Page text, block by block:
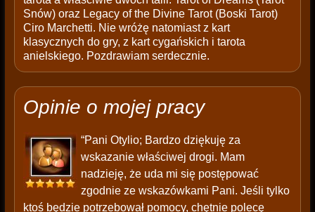
Snów) oraz Legacy of the Divine Tarot (Boski Tarot)
Ciro Marchetti. Nie wróżę natomiast z kart
klasycznych do gry, z kart cygańskich i tarota
anielskiego. Pozdrawiam serdecznie.
Opinie o mojej pracy
“Pani Otylio; Bardzo dziękuję za
wskazanie właściwej drogi. Mam
nadzieję, że uda mi się postępować
zgodnie ze wskazówkami Pani. Jeśli tylko
ktoś będzie potrzebował pomocy, chętnie polecę